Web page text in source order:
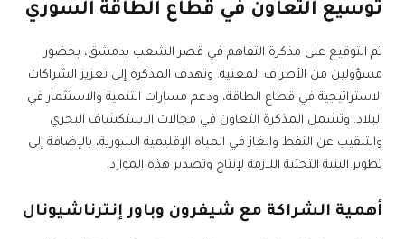
توسيع التعاون في قطاع الطاقة السوري
تم التوقيع على مذكرة التفاهم في قصر الشعب بدمشق، بحضور
مسؤولين من الأطراف المعنية. وتهدف المذكرة إلى تعزيز الشراكات
الاستراتيجية في قطاع الطاقة، ودعم مسارات التنمية والاستثمار في
البلاد. وتشمل المذكرة التعاون في مجالات الاستكشاف البحري
والتنقيب عن النفط والغاز في المياه الإقليمية السورية، بالإضافة إلى
تطوير البنية التحتية اللازمة لإنتاج وتصدير هذه الموارد.
أهمية الشراكة مع شيفرون وباور إنترناشيونال